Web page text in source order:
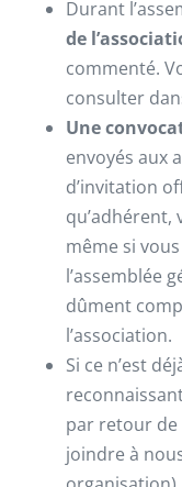
Durant
de
commenté.
consulter
Une
envoyés aux
d’invitation
même si
l’assemblée
dûment
l’association.
Si ce n’est
par retour
joindre à